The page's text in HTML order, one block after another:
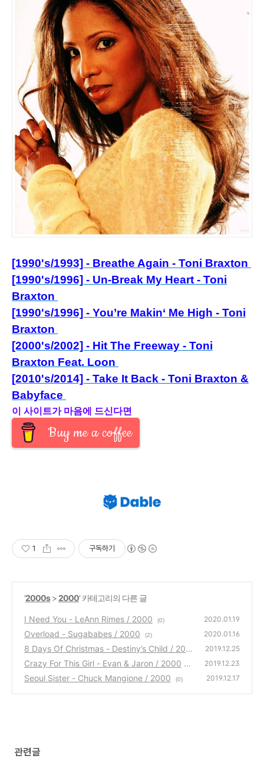
[1990's/1993] - Breathe Again - Toni Braxton
[1990's/1996] - Un-Break My Heart - Toni
Braxton
[1990's/1996] - You’re Makin‘ Me High - Toni
Braxton
[2000's/2002] - Hit The Freeway - Toni
Braxton Feat. Loon
[2010's/2014] - Take It Back - Toni Braxton &
Babyface
이 사이트가 마음에 드신다면
Buy me a coffee
1 구독하기
'2000s>2000' 카테고리의 다른 글
I Need You - LeAnn Rimes / 2000 (0) 2020.01.19
Overload - Sugababes / 2000 (2) 2020.01.16
8 Days Of Christmas - Destiny’s Child / 200
0
(0)
2019.12.25
Crazy For This Girl - Evan & Jaron / 2000
(0)
2019.12.23
Seoul Sister - Chuck Mangione / 2000 (0) 2019.12.17
관련글